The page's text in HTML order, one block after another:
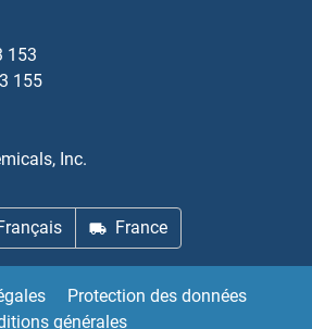
153
155
Inc.
France
Protection des données
générales